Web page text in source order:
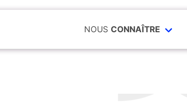
NOUS CONNAÎTRE